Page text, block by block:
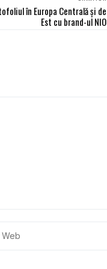
în Europa Centrală și de
Est cu brand-ul NIO